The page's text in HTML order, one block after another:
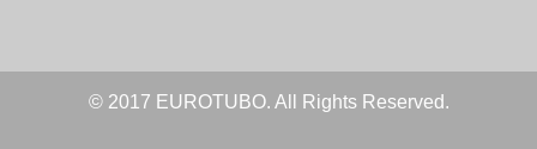
© 2017 EUROTUBO. All Rights Reserved.